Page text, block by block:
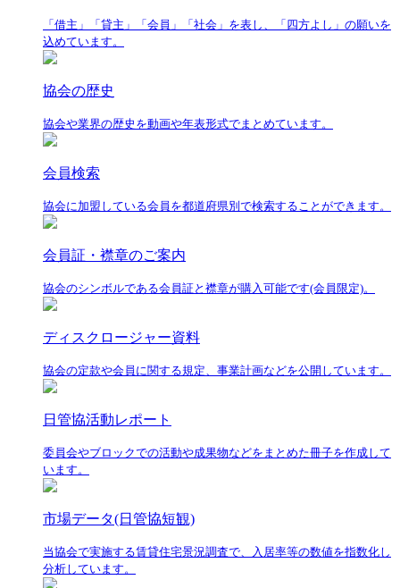
「借主」「貸主」「会員」「社会」を表し、「四方よし」の願いを
込めています。
協会の歴史
協会や業界の歴史を動画や年表形式でまとめています。
会員検索
協会に加盟している会員を都道府県別で検索することができます。
会員証・襟章のご案内
協会のシンボルである会員証と襟章が購入可能です(会員限定)。
ディスクロージャー資料
協会の定款や会員に関する規定、事業計画などを公開しています。
日管協活動レポート
委員会やブロックでの活動や成果物などをまとめた冊子を作成して
います。
市場データ(日管協短観)
当協会で実施する賃貸住宅景況調査で、入居率等の数値を指数化し
分析しています。